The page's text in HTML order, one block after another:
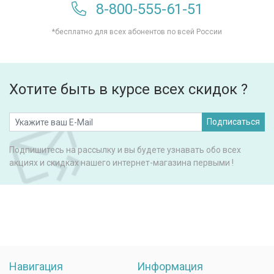
8-800-555-61-51
*бесплатно для всех абонентов по всей России
Хотите быть в курсе всех скидок ?
Подписаться
Подпишитесь на рассылку и вы будете узнавать обо всех
акциях и скидках нашего интернет-магазина первыми !
Навигация Информация